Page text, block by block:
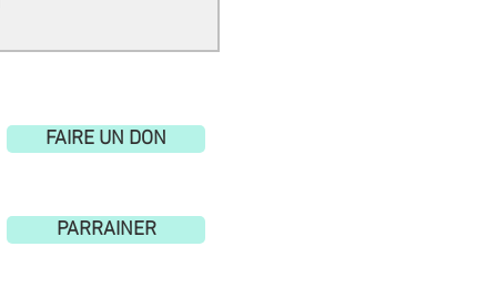
FAIRE UN DON
PARRAINER